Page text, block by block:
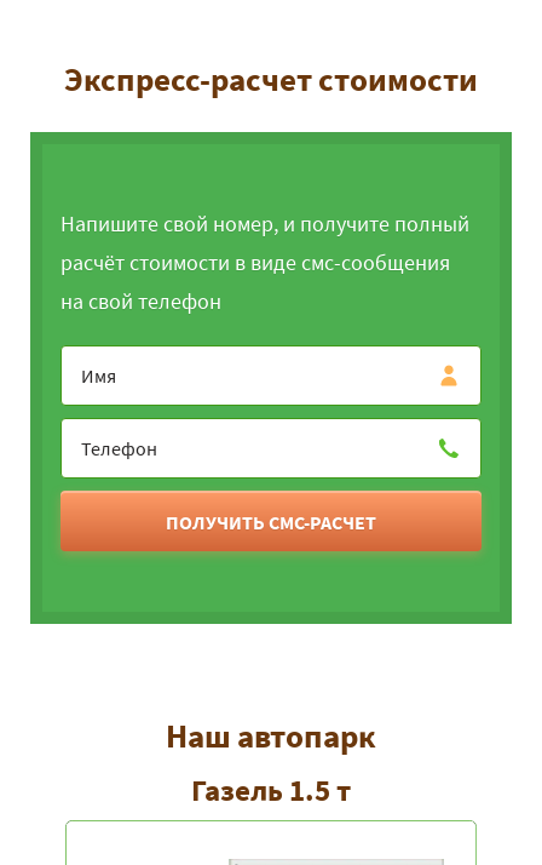
Экспресс-расчет стоимости
Напишите свой номер, и получите полный
расчёт стоимости в виде смс-сообщения
на свой телефон
ПОЛУЧИТЬ СМС-РАСЧЕТ
Наш автопарк
Газель 1.5 т